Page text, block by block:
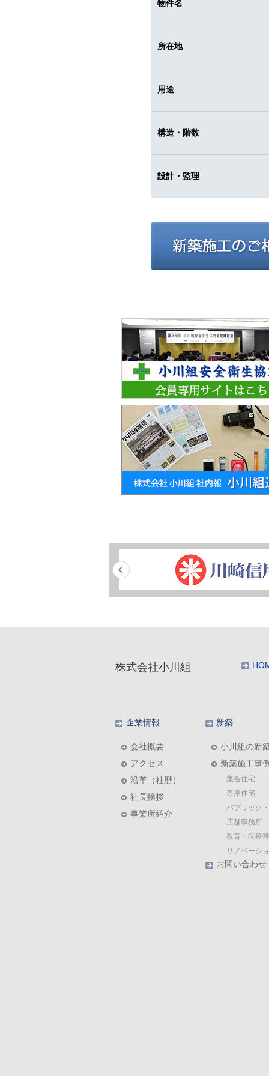
物件名
所在地
用途
構造・階数
設計・監理
株式会社小川組
企業情報
会社概要
アクセス
沿革（社歴）
社長挨拶
事業所紹介
新築
小川組の新
新築施工事
集合住宅
専用住宅
パブリック
店舗事務所
教育・医療
リノベーシ
お問い合わ